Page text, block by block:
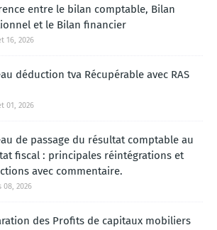
entre le bilan comptable, Bilan
et le Bilan financier
16, 2026
déduction tva Récupérable avec RAS
01, 2026
de passage du résultat comptable au
fiscal : principales réintégrations et
avec commentaire.
08, 2026
des Profits de capitaux mobiliers